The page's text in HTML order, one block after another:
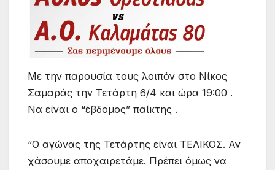
Με την παρουσία τους λοιπόν στο Νίκος
Σαμαράς την Τετάρτη 6/4 και ώρα 19:00 .
Να είναι ο “έβδομος” παίκτης .
“Ο αγώνας της Τετάρτης είναι ΤΕΛΙΚΟΣ. Αν
χάσουμε αποχαιρετάμε. Πρέπει όμως να